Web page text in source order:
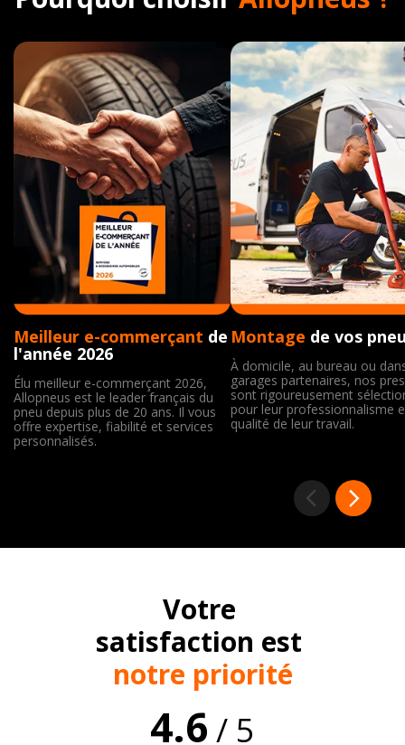
Meilleur e-commerçant de
l'année 2026
Élu meilleur e-commerçant 2026,
Allopneus est le leader français du
pneu depuis plus de 20 ans. Il vous
offre expertise, fiabilité et services
personnalisés.
Montage de vos
À domicile, au bureau ou
garages partenaires, nos
sont rigoureusement
pour leur professionnalisme
qualité de leur travail.
Votre
satisfaction est
notre priorité
4.6 / 5